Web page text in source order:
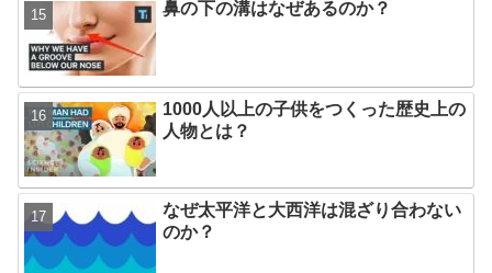
鼻の下の溝はなぜあるのか？
1000人以上の子供をつくった歴史上の
人物とは？
なぜ太平洋と大西洋は混ざり合わない
のか？